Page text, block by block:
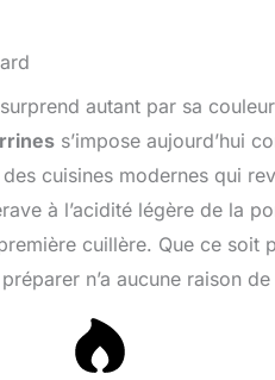
autant par sa
s’impose aujourd’hui
des cuisines modernes qui
à l’acidité légère de la
cuillère. Que ce soit
n’a aucune raison de